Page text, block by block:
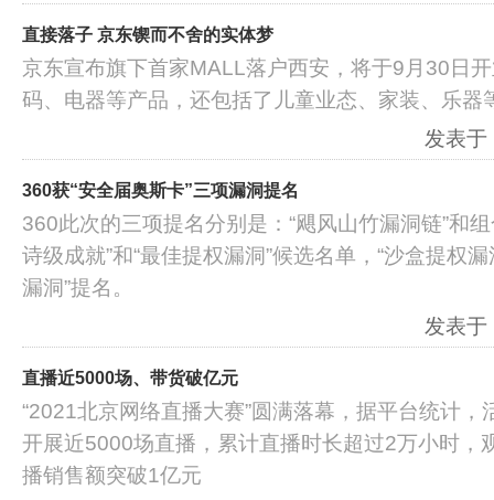
直接落子 京东锲而不舍的实体梦
京东宣布旗下首家MALL落户西安，将于9月30日
码、电器等产品，还包括了儿童业态、家装、乐器
发表
360获“安全届奥斯卡”三项漏洞提名
360此次的三项提名分别是：“飓风山竹漏洞链”和
诗级成就”和“最佳提权漏洞”候选名单，“沙盒提权
漏洞”提名。
发表
直播近5000场、带货破亿元
“2021北京网络直播大赛”圆满落幕，据平台统计，
开展近5000场直播，累计直播时长超过2万小时，
播销售额突破1亿元